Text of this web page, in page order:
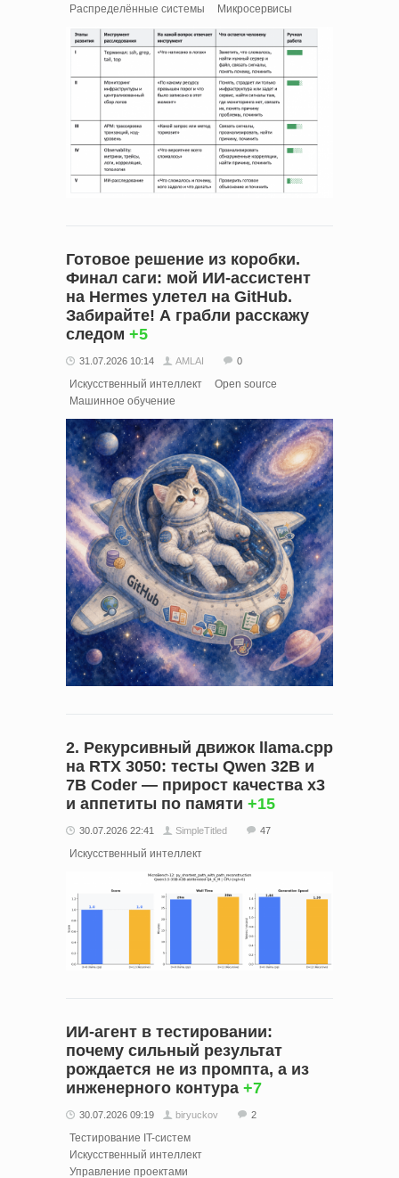
Распределённые системы
Микросервисы
Готовое решение из коробки.
Финал саги: мой ИИ-ассистент
на Hermes улетел на GitHub.
Забирайте! А грабли расскажу
следом +5
31.07.2026 10:14 AMLAI 0
Искусственный интеллект
Open source
Машинное обучение
2. Рекурсивный движок llama.cpp
на RTX 3050: тесты Qwen 32B и
7B Coder — прирост качества х3
и аппетиты по памяти +15
30.07.2026 22:41 SimpleTitled 47
Искусственный интеллект
ИИ-агент в тестировании:
почему сильный результат
рождается не из промпта, а из
инженерного контура +7
30.07.2026 09:19 biryuckov 2
Тестирование IT-систем
Искусственный интеллект
Управление проектами